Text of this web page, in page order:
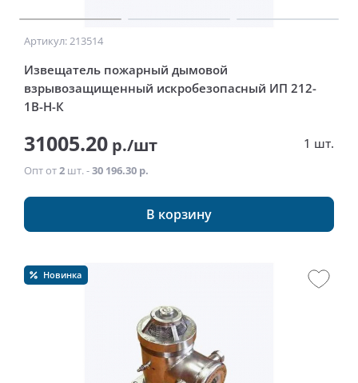
Артикул: 213514
Извещатель пожарный дымовой
взрывозащищенный искробезопасный ИП 212-
1В-Н-К
31005.20 р./шт 1 шт.
Опт от2 шт. -30 196.30 р.
В корзину
Новинка